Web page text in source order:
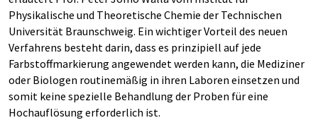
Physikalische und Theoretische Chemie der Technischen
Universität Braunschweig. Ein wichtiger Vorteil des neuen
Verfahrens besteht darin, dass es prinzipiell auf jede
Farbstoffmarkierung angewendet werden kann, die Mediziner
oder Biologen routinemäßig in ihren Laboren einsetzen und
somit keine spezielle Behandlung der Proben für eine
Hochauflösung erforderlich ist.